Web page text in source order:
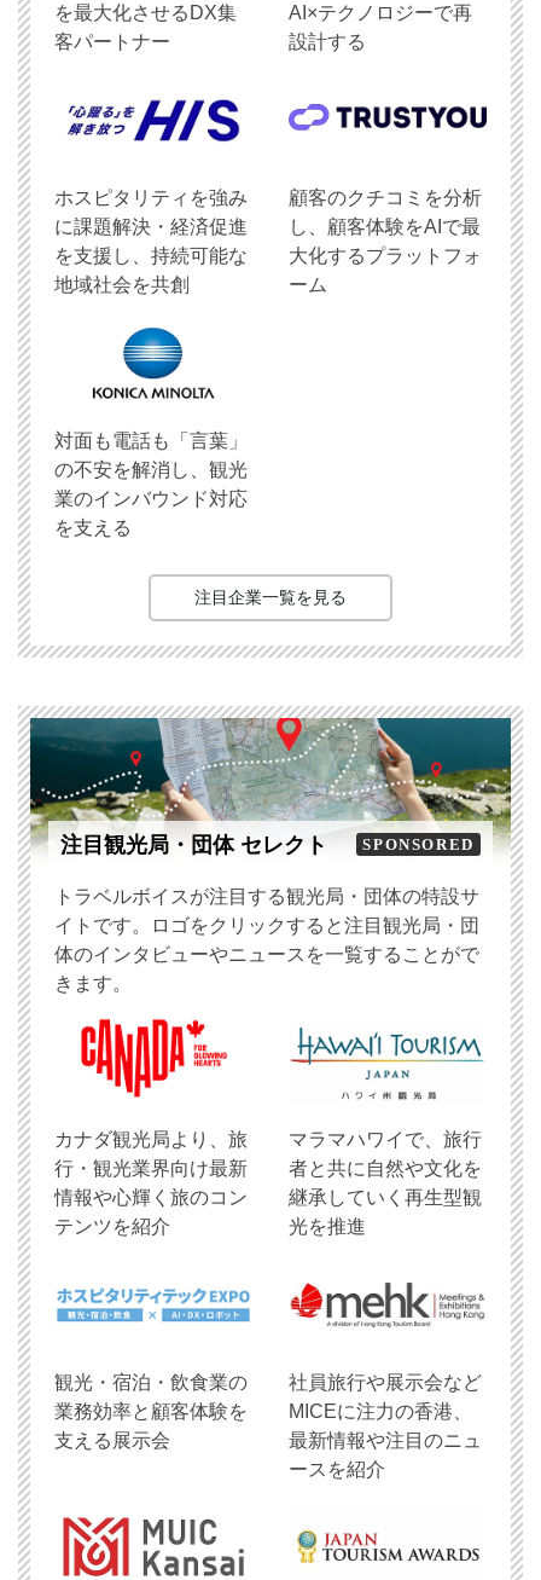
を最大化させるDX集
客パートナー
AI×テクノロジーで再
設計する
ホスピタリティを強み
に課題解決・経済促進
を支援し、持続可能な
地域社会を共創
顧客のクチコミを分析
し、顧客体験をAIで最
大化するプラットフォ
ーム
対面も電話も「言葉」
の不安を解消し、観光
業のインバウンド対応
を支える
注目企業一覧を見る
注目観光局・団体 セレクト SPONSORED
トラベルボイスが注目する観光局・団体の特設サ
イトです。ロゴをクリックすると注目観光局・団
体のインタビューやニュースを一覧することがで
きます。
​カナダ観光局より、旅
行・観光業界向け最新
情報や心輝く旅のコン
テンツを紹介
マラマハワイで、旅行
者と共に自然や文化を
継承していく再生型観
光を推進
観光・宿泊・飲食業の
業務効率と顧客体験を
支える展示会
社員旅行や展示会など
MICEに注力の香港、
最新情報や注目のニュ
ースを紹介